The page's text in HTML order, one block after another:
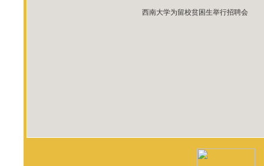
西南大学为留校贫困生举行招聘会